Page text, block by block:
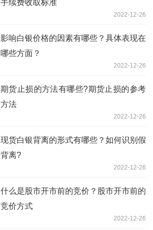
手续费收取标准
2022-12-26
影响白银价格的因素有哪些？具体表现在
哪些方面？
2022-12-26
期货止损的方法有哪些?期货止损的参考
方法
2022-12-26
现货白银背离的形式有哪些？如何识别假
背离?
2022-12-26
什么是股市开市前的竞价？股市开市前的
竞价方式
2022-12-26